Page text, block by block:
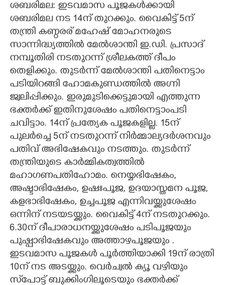
CARTOONS
LITERATURE
ZOOM
CONTACT US
ശബരിമല: ഇടവമാസ പൂജകൾക്കായി
ശബരിമല നട 14ന് തുറക്കും. വൈകിട്ട് 5ന്
തന്ത്രി കണ്ഠരര് മഹേഷ് മോഹനരുടെ
സാന്നിദ്ധ്യത്തിൽ മേൽശാന്തി ഇ.ഡി. പ്രസാദ്
നമ്പൂതിരി നടതുറന്ന് ശ്രീലകത്ത് ദീപം
തെളിക്കും. തുടർന്ന് മേൽശാന്തി പതിനെട്ടാം
പടിയിറങ്ങി ഹോമകുണ്ഡത്തിൽ അഗ്നി
ജ്വലിപ്പിക്കും. ഇരുമുടിക്കെട്ടുമായി എത്തുന്ന
ഭക്തർക്ക് ഇതിനുശേഷം പതിനെട്ടാംപടി
ചവിട്ടാം. 14ന് പ്രത്യേക പൂജകളില്ല. 15ന്
പുലർച്ചെ 5ന് നടതുറന്ന് നിർമ്മാല്യദർശനവും
പതിവ് അഭിഷേകവും നടത്തും. തുടർന്ന്
തന്ത്രിയുടെ കാർമ്മികത്വത്തിൽ
മഹാഗണപതിഹോമം. നെയ്യഭിഷേകം,
അഷ്ടാഭിഷേകം, ഉഷഃപൂജ, ഉദയാസ്തമന പൂജ,
കളഭാഭിഷേകം, ഉച്ചപൂജ എന്നിവയ്ക്കുശേഷം
ഒന്നിന് നടയടയ്ക്കും. വൈകിട്ട് 4ന് നടതുറക്കും.
6.30ന് ദീപാരാധനയ്ക്കുശേഷം പടിപൂജയും
പുഷ്പാഭിഷേകവും അത്താഴപൂജയും .
ഇടവമാസ പൂജകൾ പൂർത്തിയാക്കി 19ന് രാത്രി
10ന് നട അടയ്ക്കും. വെർച്വൽ ക്യൂ വഴിയും
സ്‌പോട്ട് ബുക്കിംഗിലൂടെയും ഭക്തർക്ക്